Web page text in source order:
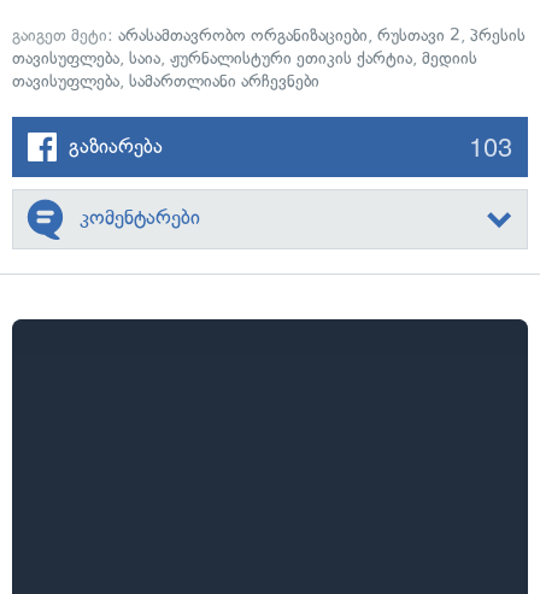
გაიგეთ მეტი: არასამთავრობო ორგანიზაციები, რუსთავი 2, პრესის
თავისუფლება, საია, ჟურნალისტური ეთიკის ქარტია, მედიის
თავისუფლება, სამართლიანი არჩევნები
გაზიარება 103
კომენტარები